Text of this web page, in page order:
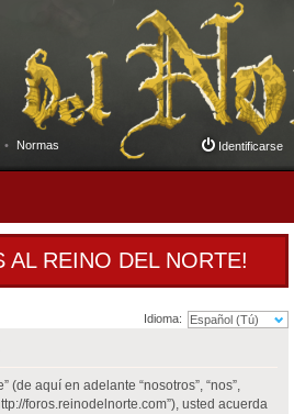
Normas Identificarse
AL REINO DEL NORTE!
Idioma:
(de aquí en adelante “nosotros”, “nos”,
foros.reinodelnorte.com”), usted acuerda